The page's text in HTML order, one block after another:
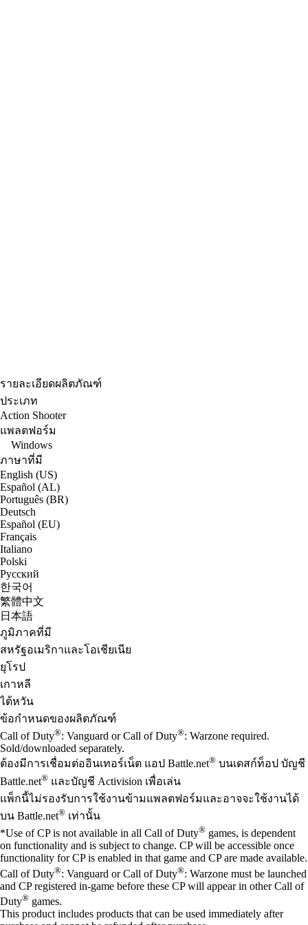
รายละเอียดผลิตภัณฑ์
ประเภท
Action Shooter
แพลตฟอร์ม
Windows
ภาษาที่มี
English (US)
Español (AL)
Português (BR)
Deutsch
Español (EU)
Français
Italiano
Polski
Русский
한국어
繁體中文
日本語
ภูมิภาคที่มี
สหรัฐอเมริกาและโอเชียเนีย
ยุโรป
เกาหลี
ไต้หวัน
ข้อกำหนดของผลิตภัณฑ์
Call of Duty®: Vanguard or Call of Duty®: Warzone required.
Sold/downloaded separately.
ต้องมีการเชื่อมต่ออินเทอร์เน็ต แอป Battle.net® บนเดสก์ท็อป บัญชี
Battle.net® และบัญชี Activision เพื่อเล่น
แพ็กนี้ไม่รองรับการใช้งานข้ามแพลตฟอร์มและอาจจะใช้งานได้
บน Battle.net® เท่านั้น
*Use of CP is not available in all Call of Duty® games, is dependent
on functionality and is subject to change. CP will be accessible once
functionality for CP is enabled in that game and CP are made available.
Call of Duty®: Vanguard or Call of Duty®: Warzone must be launched
and CP registered in-game before these CP will appear in other Call of
Duty® games.
This product includes products that can be used immediately after